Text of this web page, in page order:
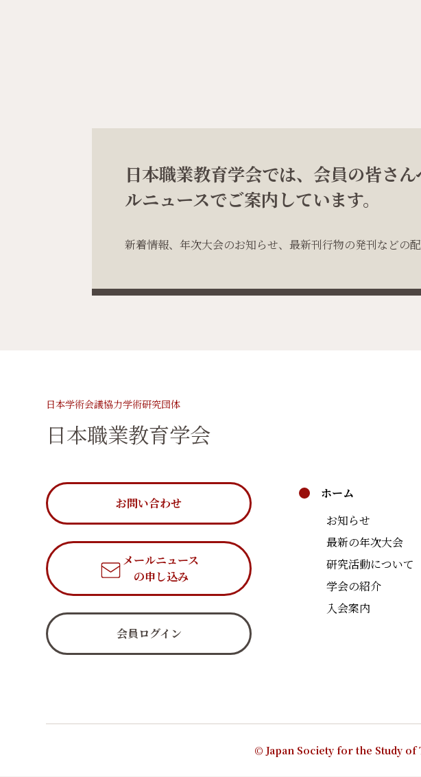
日本職業教育学会では、会員の皆さん
ルニュースでご案内しています。
新着情報、年次大会のお知らせ、最新刊行物の発刊などの配
日本学術会議協力学術研究団体
日本職業教育学会
お問い合わせ
メールニュース
の申し込み
会員ログイン
ホーム
お知らせ
最新の年次大会
研究活動について
学会の紹介
入会案内
© Japan Society for the Study